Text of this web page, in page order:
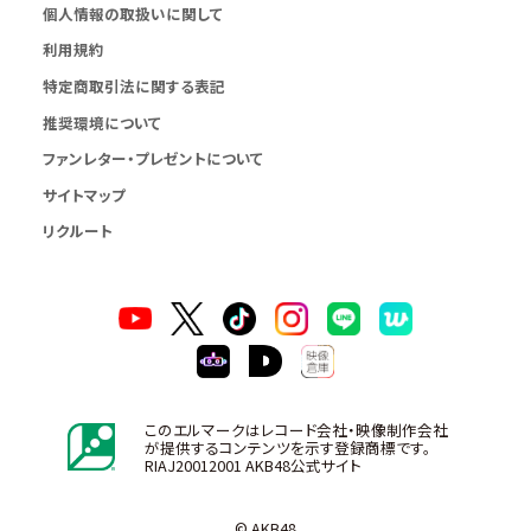
個人情報の取扱いに関して
利用規約
特定商取引法に関する表記
推奨環境について
ファンレター・プレゼントについて
サイトマップ
リクルート
このエルマークはレコード会社・映像制作会社
が提供するコンテンツを示す登録商標です。
RIAJ20012001 AKB48公式サイト